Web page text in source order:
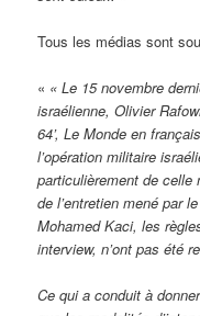
Tous les médias sont
« « Le 15 novembre
israélienne, Olivier
64’, Le Monde en
l’opération militaire
particulièrement de celle
de l’entretien mené par
Mohamed Kaci, les
interview, n’ont pas été
Ce qui a conduit à